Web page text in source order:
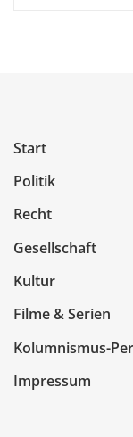
Start
Politik
Recht
Gesellschaft
Kultur
Filme & Serien
Kolumnismus-
Impressum